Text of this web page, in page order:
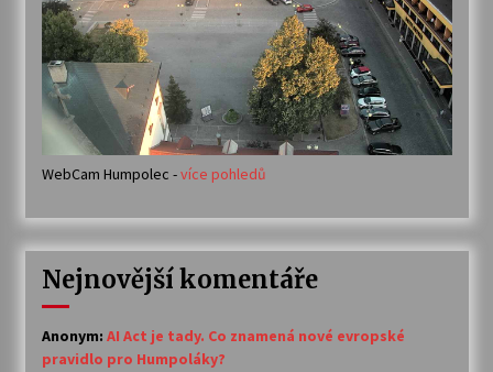
WebCam Humpolec -více pohledů
Nejnovější komentáře
Anonym: AI Act je tady. Co znamená nové evropské
pravidlo pro Humpoláky?